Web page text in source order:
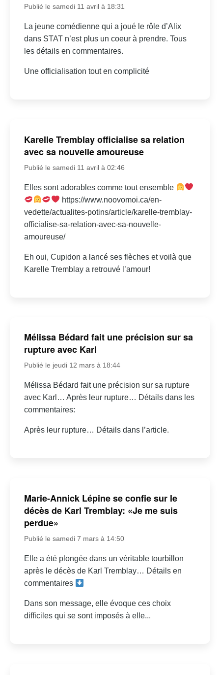
Publié le samedi 11 avril à 18:31
La jeune comédienne qui a joué le rôle d’Alix
dans STAT n’est plus un coeur à prendre. Tous
les détails en commentaires.
Une officialisation tout en complicité
Karelle Tremblay officialise sa relation
avec sa nouvelle amoureuse
Publié le samedi 11 avril à 02:46
Elles sont adorables comme tout ensemble
https://www.noovomoi.ca/en-
vedette/actualites-potins/article/karelle-tremblay-
officialise-sa-relation-avec-sa-nouvelle-
amoureuse/
Eh oui, Cupidon a lancé ses flèches et voilà que
Karelle Tremblay a retrouvé l’amour!
Mélissa Bédard fait une précision sur sa
rupture avec Karl
Publié le jeudi 12 mars à 18:44
Mélissa Bédard fait une précision sur sa rupture
avec Karl… Après leur rupture… Détails dans les
commentaires:
Après leur rupture… Détails dans l’article.
Marie-Annick Lépine se confie sur le
décès de Karl Tremblay: «Je me suis
perdue»
Publié le samedi 7 mars à 14:50
Elle a été plongée dans un véritable tourbillon
après le décès de Karl Tremblay… Détails en
commentaires
Dans son message, elle évoque ces choix
difficiles qui se sont imposés à elle...